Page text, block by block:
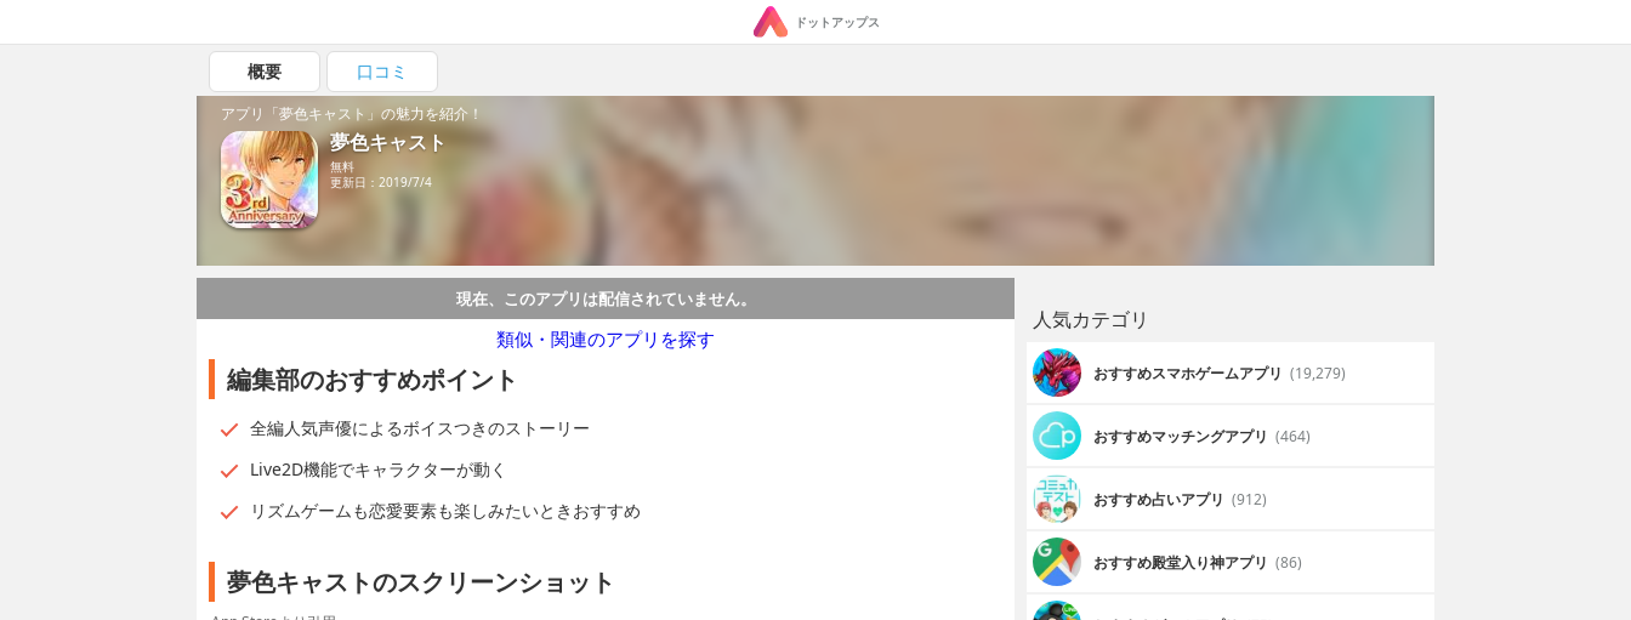
ドットアップス
概要 口コミ
アプリ「夢色キャスト」の魅力を紹介！
夢色キャスト
無料
更新日：2019/7/4
現在、このアプリは配信されていません。
類似・関連のアプリを探す
編集部のおすすめポイント
全編人気声優によるボイスつきのストーリー
Live2D機能でキャラクターが動く
リズムゲームも恋愛要素も楽しみたいときおすすめ
夢色キャストのスクリーンショット
人気カテゴリ
おすすめスマホゲームアプリ (19,279)
おすすめマッチングアプリ (464)
おすすめ占いアプリ (912)
おすすめ殿堂入り神アプリ (86)